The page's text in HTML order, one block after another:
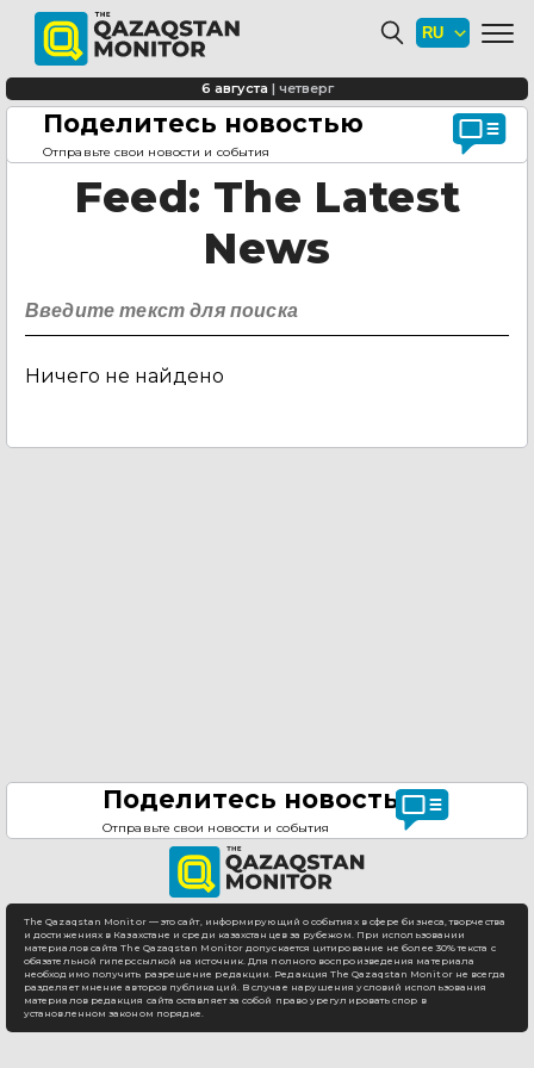
Поделитесь новостью
Отправьте свои новости и события
6 августа | четверг
Главная страница
Feed: The Latest
News
Ничего не найдено
Поделитесь новостью
Отправьте свои новости и события
The Qazaqstan Monitor — это сайт, информирующий о событиях в сфере бизнеса, творчества
и достижениях в Казахстане и среди казахстанцев за рубежом. При использовании
материалов сайта The Qazaqstan Monitor допускается цитирование не более 30% текста с
обязательной гиперссылкой на источник. Для полного воспроизведения материала
необходимо получить разрешение редакции. Редакция The Qazaqstan Monitor не всегда
разделяет мнение авторов публикаций. В случае нарушения условий использования
материалов редакция сайта оставляет за собой право урегулировать спор в
установленном законом порядке.